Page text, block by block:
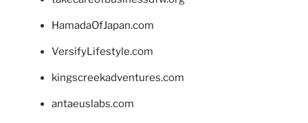
HamadaOfJapan.com
VersifyLifestyle.com
kingscreekadventures.com
antaeuslabs.com